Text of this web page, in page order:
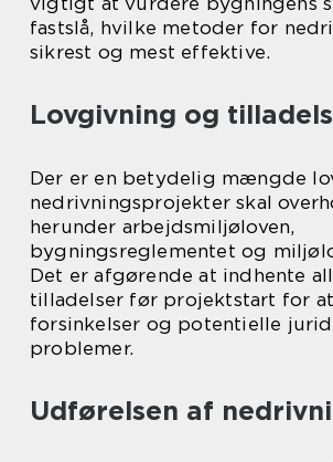
fastslå, hvilke metoder for
sikrest og mest effektive.
Lovgivning og
Der er en betydelig mængde
nedrivningsprojekter skal
herunder arbejdsmiljøloven,
bygningsreglementet og
Det er afgørende at indhente
tilladelser før projektstart for
forsinkelser og potentielle
problemer.
Udførelsen af